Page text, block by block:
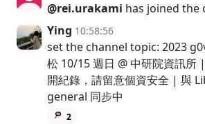
@rei.urakami has joined the
Ying 10:58:56
set the channel topic: 2023
松 10/15 週日 @ 中研院資訊所
開紀錄，請留意個資安全 | 與
general 同步中
2